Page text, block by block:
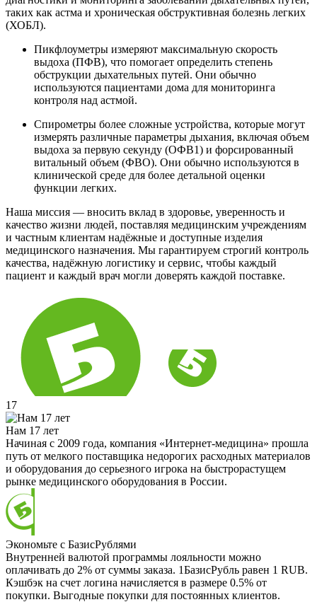
таких как астма и хроническая обструктивная болезнь легких
(ХОБЛ).
Пикфлоуметры измеряют максимальную скорость
выдоха (ПФВ), что помогает определить степень
обструкции дыхательных путей. Они обычно
используются пациентами дома для мониторинга
контроля над астмой.
Спирометры более сложные устройства, которые могут
измерять различные параметры дыхания, включая объем
выдоха за первую секунду (ОФВ1) и форсированный
витальный объем (ФВО). Они обычно используются в
клинической среде для более детальной оценки
функции легких.
Наша миссия — вносить вклад в здоровье, уверенность и
качество жизни людей, поставляя медицинским учреждениям
и частным клиентам надёжные и доступные изделия
медицинского назначения. Мы гарантируем строгий контроль
качества, надёжную логистику и сервис, чтобы каждый
пациент и каждый врач могли доверять каждой поставке.
17
Нам 17 лет
Начиная с 2009 года, компания «Интернет-медицина» прошла
путь от мелкого поставщика недорогих расходных материалов
и оборудования до серьезного игрока на быстрорастущем
рынке медицинского оборудования в России.
Экономьте с БазисРублями
Внутренней валютой программы лояльности можно
оплачивать до 2% от суммы заказа. 1БазисРубль равен 1 RUB.
Кэшбэк на счет логина начисляется в размере 0.5% от
покупки. Выгодные покупки для постоянных клиентов.